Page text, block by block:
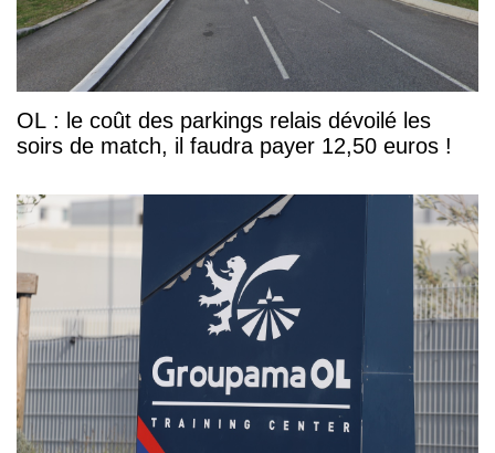
OL : le coût des parkings relais dévoilé les
soirs de match, il faudra payer 12,50 euros !